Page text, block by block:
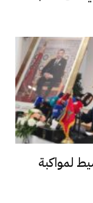
لمواكبة